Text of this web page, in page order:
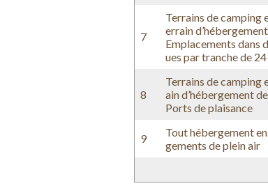
7
Terrains de camping
errain
Emplacements dans
ues par tranche de
8
Terrains de camping
ain d’hébergement
Ports de plaisance
9
Tout hébergement
gements de plein air